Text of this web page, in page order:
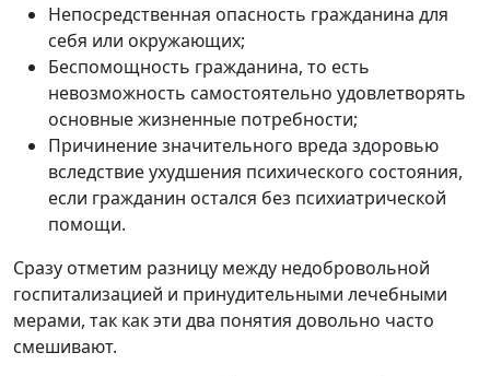
Непосредственная опасность гражданина для
себя или окружающих;
Беспомощность гражданина, то есть
невозможность самостоятельно удовлетворять
основные жизненные потребности;
Причинение значительного вреда здоровью
вследствие ухудшения психического состояния,
если гражданин остался без психиатрической
помощи.
Сразу отметим разницу между недобровольной
госпитализацией и принудительными лечебными
мерами, так как эти два понятия довольно часто
смешивают.